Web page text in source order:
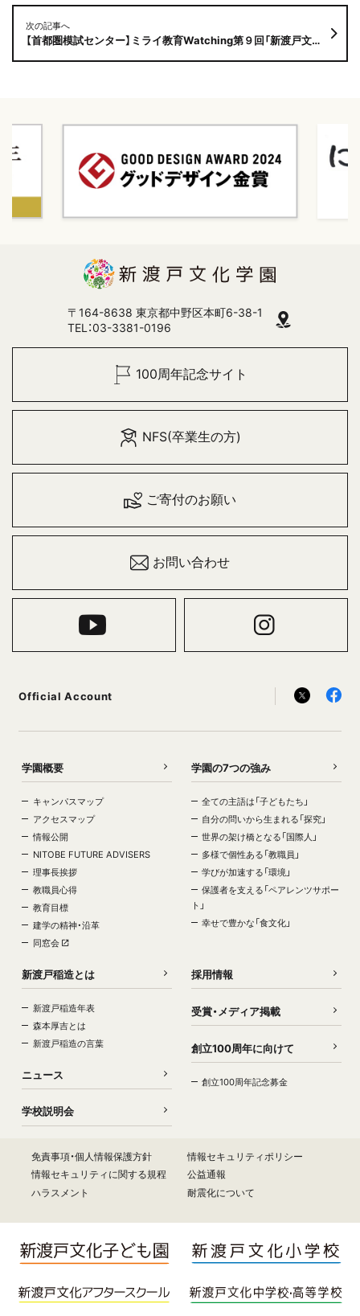
次の記事へ
【首都圏模試センター】ミライ教育Watching第９回「新渡戸文化中学校・高等学校」掲載されました！！
〒164-8638 東京都中野区本町6-38-1
TEL：03-3381-0196
100周年記念サイト
NFS(卒業生の方)
ご寄付のお願い
お問い合わせ
Official Account
学園概要
キャンパスマップ
アクセスマップ
情報公開
NITOBE FUTURE ADVISERS
理事長挨拶
教職員心得
教育目標
建学の精神・沿革
同窓会
学園の7つの強み
全ての主語は「子どもたち」
自分の問いから生まれる「探究」
世界の架け橋となる「国際人」
多様で個性ある「教職員」
学びが加速する「環境」
保護者を支える「ペアレンツサポー
ト」
幸せで豊かな「食文化」
新渡戸稲造とは
新渡戸稲造年表
森本厚吉とは
新渡戸稲造の言葉
ニュース
学校説明会
採用情報
受賞・メディア掲載
創立100周年に向けて
創立100周年記念募金
免責事項・個人情報保護方針
情報セキュリティポリシー
情報セキュリティに関する規程
公益通報
ハラスメント
耐震化について